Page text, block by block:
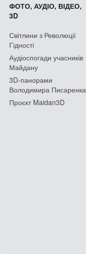
ФОТО, АУДІО, ВІДЕО,
3D
Світлини з Революції
Гідності
Аудіоспогади учасників
Майдану
3D-панорами
Володимира Писаренка
Проєкт Maidan3D